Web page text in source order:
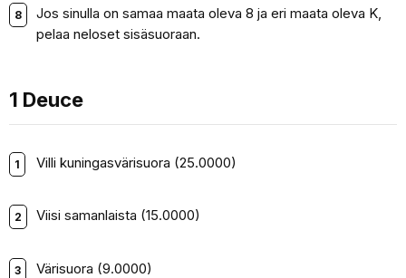
Jos sinulla on samaa maata oleva 8 ja eri maata oleva K,
pelaa neloset sisäsuoraan.
1 Deuce
Villi kuningasvärisuora (25.0000)
Viisi samanlaista (15.0000)
Värisuora (9.0000)